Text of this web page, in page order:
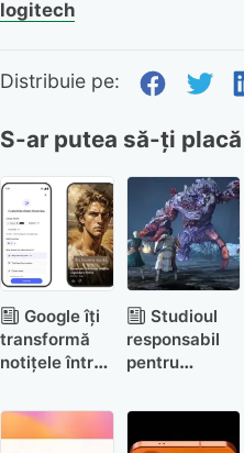
logitech
Distribuie pe:
S-ar putea să-ți
Google îți
transformă
notițele într-
gen TikTok
Studioul
responsabil
pentru
The Dying